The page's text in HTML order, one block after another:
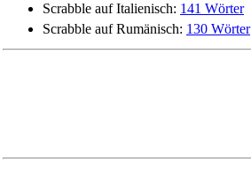
Scrabble auf Italienisch: 141 Wörter
Scrabble auf Rumänisch: 130 Wörter